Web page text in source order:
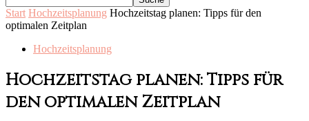
Start Hochzeitsplanung Hochzeitstag planen: Tipps für den
optimalen Zeitplan
Hochzeitsplanung
Hochzeitstag planen: Tipps für
den optimalen Zeitplan